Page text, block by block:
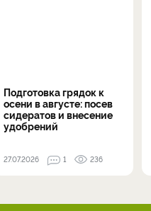
Подготовка грядок к
осени в августе: посев
сидератов и внесение
удобрений
27.07.2026 1 236